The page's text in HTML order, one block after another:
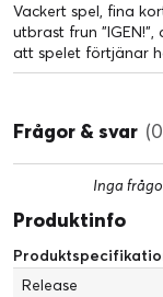
Vackert spel, fina
utbrast frun
att spelet förtjänar
Frågor & svar
Inga
Produktinfo
Release